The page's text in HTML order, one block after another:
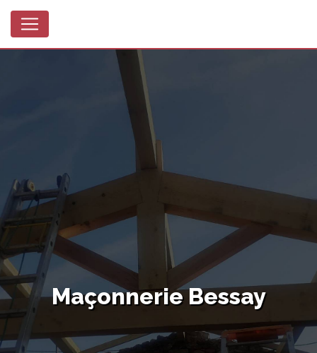
Maçonnerie Bessay
Panneau de gestion des cookies